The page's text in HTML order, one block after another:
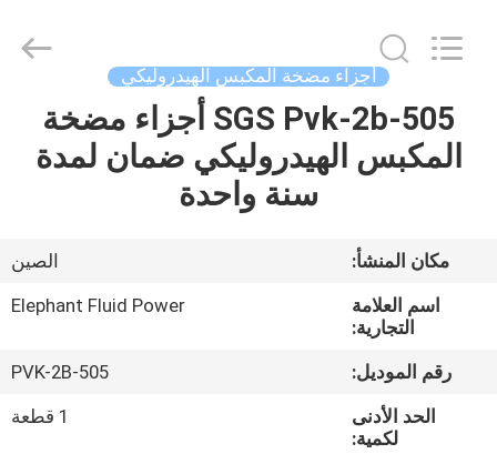
منزل،
بيت
معلومات
جولة
Co.,Ltd.
Reserved.
أجزاء مضخة المكبس الهيدروليكي
SGS Pvk-2b-505 أجزاء مضخة
المكبس الهيدروليكي ضمان لمدة
سنة واحدة
مكان المنشأ:
الصين
اسم العلامة
التجارية:
Elephant Fluid Power
رقم الموديل:
PVK-2B-505
الحد الأدنى
لكمية:
1 قطعة